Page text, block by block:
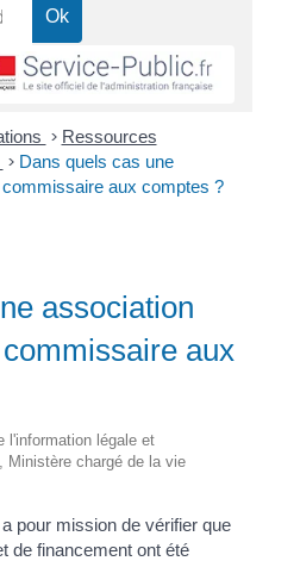
> Ressources
> Dans quels cas une
aux comptes ?
association
aux
l'information légale et
Ministère chargé de la vie
pour mission de vérifier que
de financement ont été